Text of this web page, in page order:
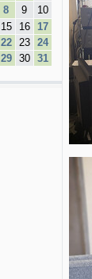
8 9
10
15 16
17
22 23
24
29 30 31